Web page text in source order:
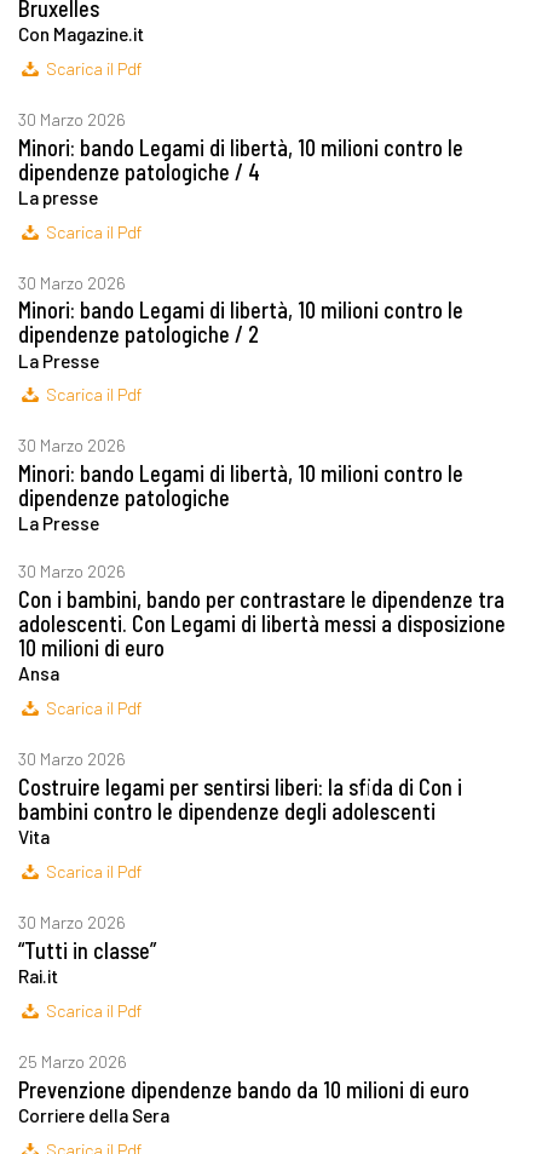
Bruxelles
Con Magazine.it
Scarica il Pdf
30 Marzo 2026
Minori: bando Legami di libertà, 10 milioni contro le
dipendenze patologiche / 4
La presse
Scarica il Pdf
30 Marzo 2026
Minori: bando Legami di libertà, 10 milioni contro le
dipendenze patologiche / 2
La Presse
Scarica il Pdf
30 Marzo 2026
Minori: bando Legami di libertà, 10 milioni contro le
dipendenze patologiche
La Presse
30 Marzo 2026
Con i bambini, bando per contrastare le dipendenze tra
adolescenti. Con Legami di libertà messi a disposizione
10 milioni di euro
Ansa
Scarica il Pdf
30 Marzo 2026
Costruire legami per sentirsi liberi: la sfida di Con i
bambini contro le dipendenze degli adolescenti
Vita
Scarica il Pdf
30 Marzo 2026
“Tutti in classe”
Rai.it
Scarica il Pdf
25 Marzo 2026
Prevenzione dipendenze bando da 10 milioni di euro
Corriere della Sera
Scarica il Pdf